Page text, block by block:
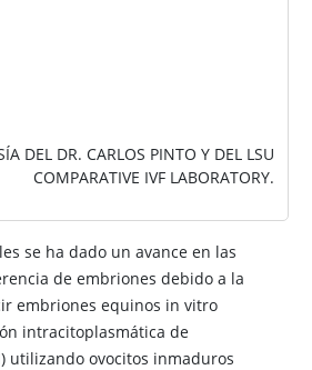
DEL DR. CARLOS PINTO Y DEL LSU
COMPARATIVE IVF LABORATORY.
se ha dado un avance en las
de embriones debido a la
embriones equinos in vitro
intracitoplasmática de
utilizando ovocitos inmaduros